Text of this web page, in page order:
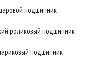
подшипник
роликовый подшипник
подшипник